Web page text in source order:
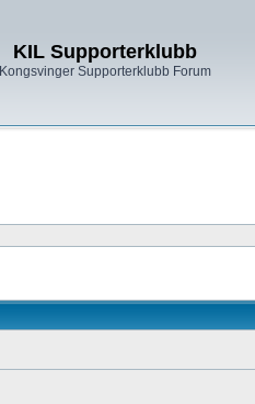
KIL Supporterklubb
Kongsvinger Supporterklubb Forum